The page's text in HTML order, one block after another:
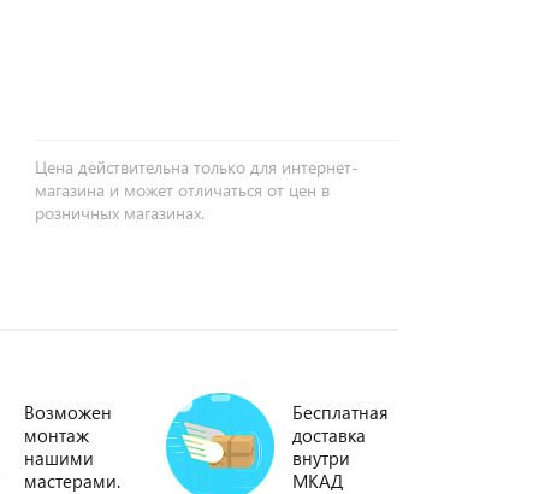
Цена действительна только для интернет-
магазина и может отличаться от цен в
розничных магазинах.
Возможен
монтаж
нашими
мастерами.
Бесплатная
доставка
внутри
МКАД